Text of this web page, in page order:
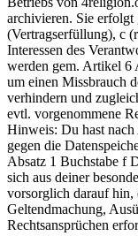
archivieren. Sie
(Vertragserfüllung), c
Interessen des
werden gem. Artikel 6
um einen Missbrauch
verhindern und
evtl. vorgenommene
Hinweis: Du hast
gegen die
Absatz 1 Buchstabe f
sich aus deiner
vorsorglich darauf hin,
Geltendmachung,
Rechtsansprüchen